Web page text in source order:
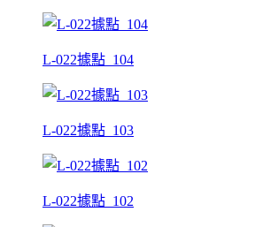
L-022據點_104
L-022據點_103
L-022據點_102